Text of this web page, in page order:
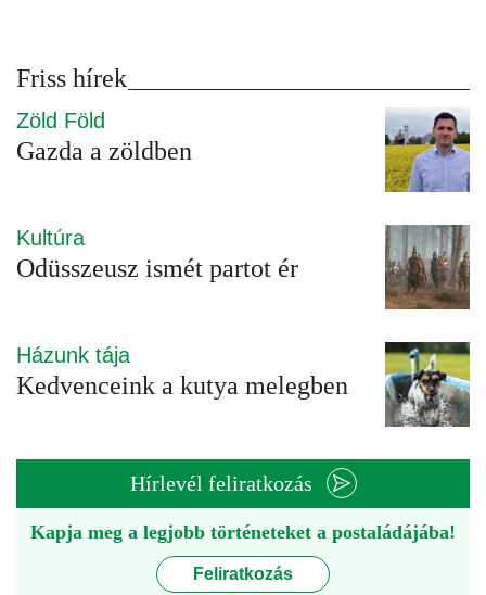
Friss hírek
Zöld Föld
Gazda a zöldben
Kultúra
Odüsszeusz ismét partot ér
Házunk tája
Kedvenceink a kutya melegben
Hírlevél feliratkozás
Kapja meg a legjobb történeteket a postaládájába!
Feliratkozás